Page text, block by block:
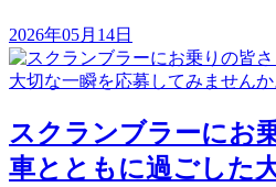
2026年05月14日
スクランブラーにお
車とともに過ごした